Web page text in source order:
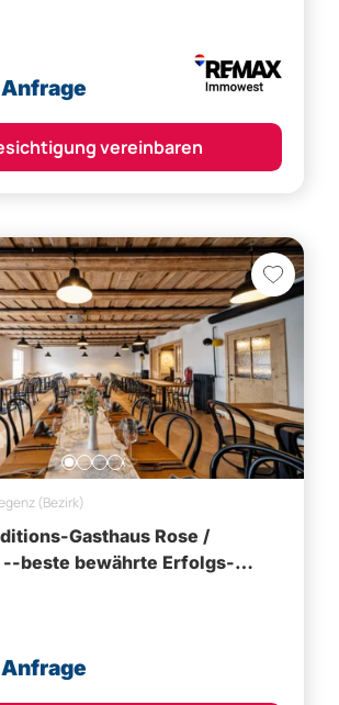
vereinbaren
(Bezirk)
Gasthaus Rose /
für kreative Köpfe
vereinbaren